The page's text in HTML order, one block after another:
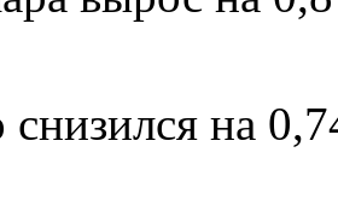
снизился на